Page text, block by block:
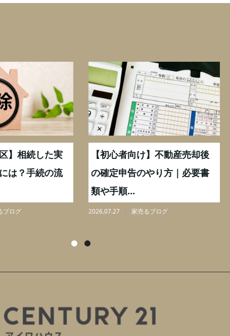
】相続した実
は？手続の流
ブログ
【初心者向け】不動産売却後
の確定申告のやり方｜必要書
類や手順...
2026.07.27 家売るブログ